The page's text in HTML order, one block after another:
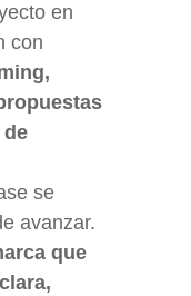
en
con
se
avanzar.
que